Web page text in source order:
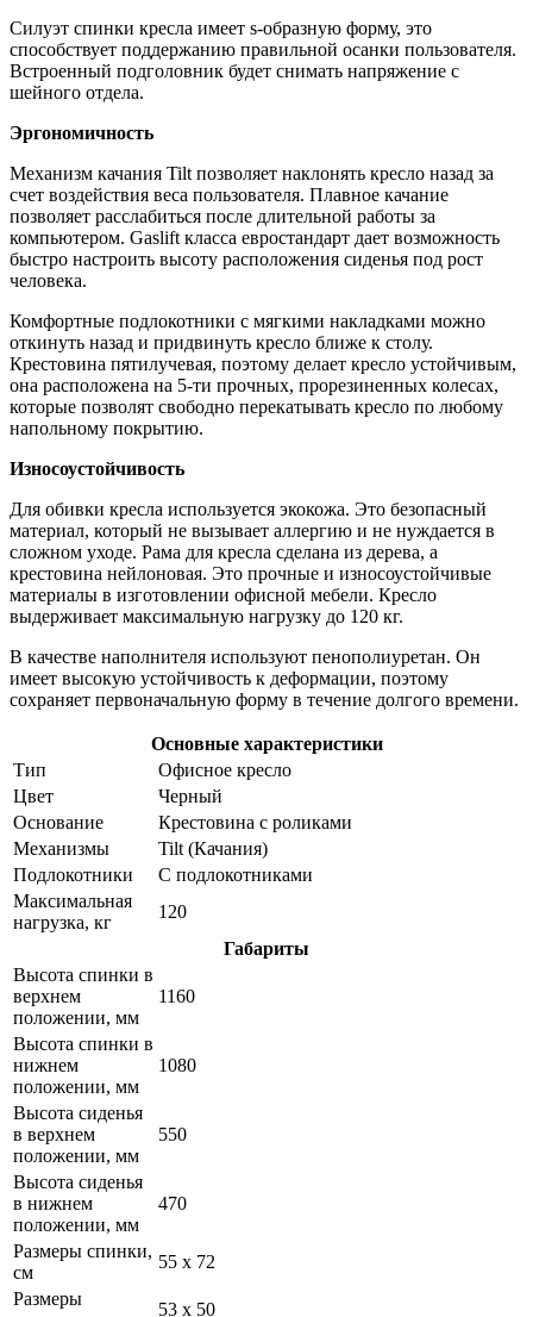
Силуэт спинки кресла имеет s-образную форму, это
способствует поддержанию правильной осанки пользователя.
Встроенный подголовник будет снимать напряжение с
шейного отдела.
Эргономичность
Механизм качания Tilt позволяет наклонять кресло назад за
счет воздействия веса пользователя. Плавное качание
позволяет расслабиться после длительной работы за
компьютером. Gaslift класса евростандарт дает возможность
быстро настроить высоту расположения сиденья под рост
человека.
Комфортные подлокотники с мягкими накладками можно
откинуть назад и придвинуть кресло ближе к столу.
Крестовина пятилучевая, поэтому делает кресло устойчивым,
она расположена на 5-ти прочных, прорезиненных колесах,
которые позволят свободно перекатывать кресло по любому
напольному покрытию.
Износоустойчивость
Для обивки кресла используется экокожа. Это безопасный
материал, который не вызывает аллергию и не нуждается в
сложном уходе. Рама для кресла сделана из дерева, а
крестовина нейлоновая. Это прочные и износоустойчивые
материалы в изготовлении офисной мебели. Кресло
выдерживает максимальную нагрузку до 120 кг.
В качестве наполнителя используют пенополиуретан. Он
имеет высокую устойчивость к деформации, поэтому
сохраняет первоначальную форму в течение долгого времени.
Основные характеристики
Тип
Офисное кресло
Цвет
Черный
Основание
Крестовина с роликами
Механизмы
Tilt (Качания)
Подлокотники
С подлокотниками
Максимальная
нагрузка, кг
120
Габариты
Высота спинки в
верхнем
положении, мм
1160
Высота спинки в
нижнем
положении, мм
1080
Высота сиденья
в верхнем
положении, мм
550
Высота сиденья
в нижнем
положении, мм
470
Размеры спинки,
см
55 x 72
Размеры
53 x 50